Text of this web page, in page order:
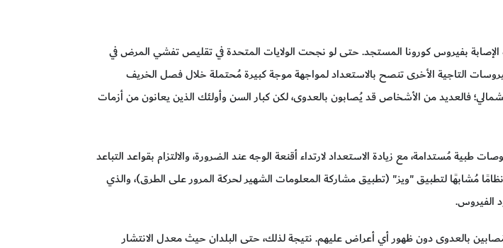
الإصابة بفيروس كورونا المستجد. حتى لو نجحت الولايات المتحدة في تقليص تفشي المرض في
التاجية الأخرى تنصح بالاستعداد لمواجهة موجة كبيرة مُحتملة خلال فصل الخريف
فالعديد من الأشخاص قد يُصابون بالعدوى، لكن كبار السن وأولئك الذين يعانون من أزمات
مُستدامة، مع زيادة الاستعداد لارتداء أقنعة الوجه عند الضرورة، والالتزام بقواعد التباعد
مُشابهًا لتطبيق "ويز" (تطبيق مشاركة المعلومات الشهير لحركة المرور على الطرق)، والذي
الفيروس.
بالعدوى دون ظهور أي أعراض عليهم. نتيجة لذلك، حتى البلدان حيث معدل الانتشار